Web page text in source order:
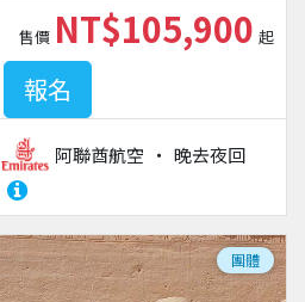
阿聯酋航空 晚去夜回
售價 NT$105,900 起
報名
團體